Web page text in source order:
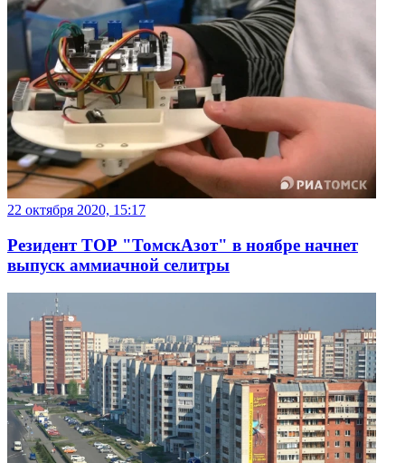
22 октября 2020, 15:17
Резидент ТОР "ТомскАзот" в ноябре начнет
выпуск аммиачной селитры